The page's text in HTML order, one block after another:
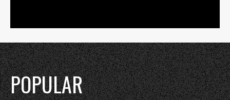
POPULAR